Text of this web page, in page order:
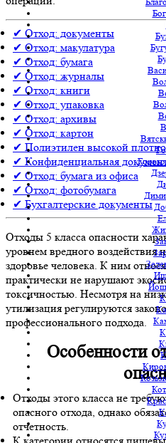
✔ Отход: документы
✔ Отход: макулатура
✔ Отход: бумага
✔ Отход: журналы
✔ Отход: книги
✔ Отход: упаковка
✔ Отход: архивы
✔ Отход: картон
✔ Полиэтилен высокой
✔ Конфиденциальная
✔ Отход: бумага из офиса
✔ Отход: фотобумага
✔ Бухгалтерские документы
Отходы 5 класса опасности
уровнем вредного
здоровье человека. К ним
практически не нарушают
токсичностью. Несмотря на
утилизация регулируются
профессионального подхода.
Особенности
Отходы этого класса не
опасного отхода, однако
отчетность.